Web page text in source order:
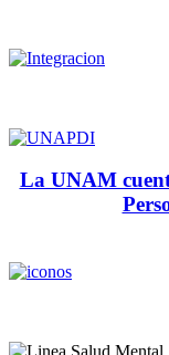
La UNAM